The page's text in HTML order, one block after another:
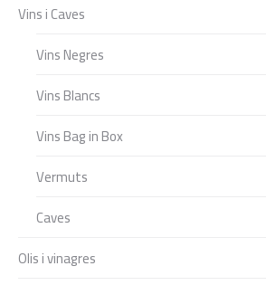
Vins i Caves
Vins Negres
Vins Blancs
Vins Bag in Box
Vermuts
Caves
Olis i vinagres